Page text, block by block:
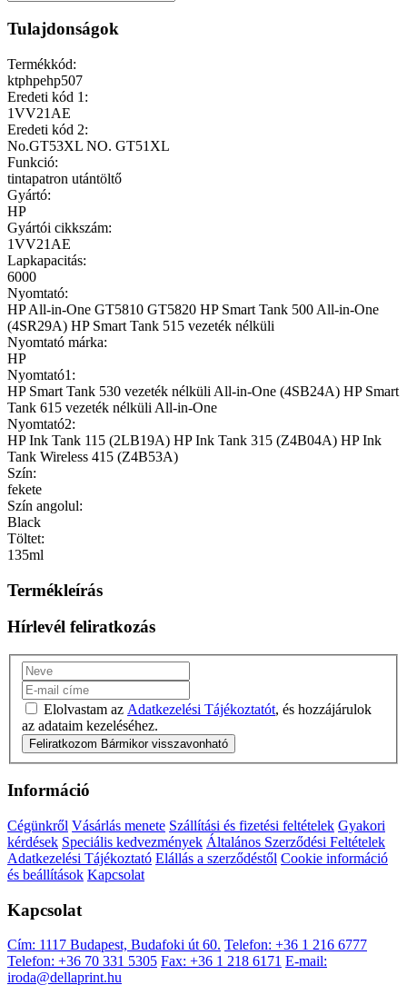
Tulajdonságok
Termékkód:
ktphpehp507
Eredeti kód 1:
1VV21AE
Eredeti kód 2:
No.GT53XL NO. GT51XL
Funkció:
tintapatron utántöltő
Gyártó:
HP
Gyártói cikkszám:
1VV21AE
Lapkapacitás:
6000
Nyomtató:
HP All-in-One GT5810 GT5820 HP Smart Tank 500 All-in-One
(4SR29A) HP Smart Tank 515 vezeték nélküli
Nyomtató márka:
HP
Nyomtató1:
HP Smart Tank 530 vezeték nélküli All-in-One (4SB24A) HP Smart
Tank 615 vezeték nélküli All-in-One
Nyomtató2:
HP Ink Tank 115 (2LB19A) HP Ink Tank 315 (Z4B04A) HP Ink
Tank Wireless 415 (Z4B53A)
Szín:
fekete
Szín angolul:
Black
Töltet:
135ml
Termékleírás
Hírlevél feliratkozás
Elolvastam az Adatkezelési Tájékoztatót, és hozzájárulok
az adataim kezeléséhez.
Feliratkozom Bármikor visszavonható
Információ
Cégünkről Vásárlás menete Szállítási és fizetési feltételek Gyakori
kérdések Speciális kedvezmények Általános Szerződési Feltételek
Adatkezelési Tájékoztató Elállás a szerződéstől Cookie információ
és beállítások Kapcsolat
Kapcsolat
Cím: 1117 Budapest, Budafoki út 60. Telefon: +36 1 216 6777
Telefon: +36 70 331 5305 Fax: +36 1 218 6171 E-mail:
iroda@dellaprint.hu